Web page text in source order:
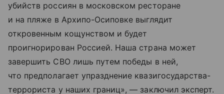
убийств россиян в московском ресторане
и на пляже в Архипо-Осиповке выглядит
откровенным кощунством и будет
проигнорирован Россией. Наша страна может
завершить СВО лишь путем победы в ней,
что предполагает упразднение квазигосударства-
террориста у наших границ», — заключил эксперт.